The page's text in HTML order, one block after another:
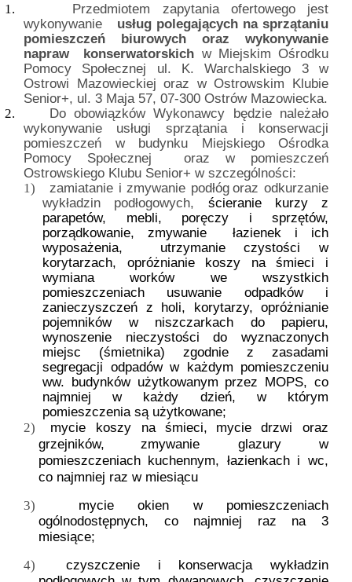
1.
Przedmiotem zapytania ofertowego jest
wykonywanie
usług polegających na sprzątaniu
pomieszczeń biurowych oraz wykonywanie
napraw
konserwatorskich w Miejskim Ośrodku
Pomocy Społecznej ul. K. Warchalskiego 3 w
Ostrowi Mazowieckiej oraz w Ostrowskim Klubie
Senior+, ul. 3 Maja 57, 07-300 Ostrów Mazowiecka.
2.
Do obowiązków Wykonawcy będzie należało
wykonywanie usługi sprzątania i konserwacji
pomieszczeń w budynku Miejskiego Ośrodka
Pomocy Społecznej
oraz w pomieszczeń
Ostrowskiego Klubu Senior+ w szczególności:
1) zamiatanie i zmywanie podłóg oraz odkurzanie
wykładzin podłogowych, ścieranie kurzy z
parapetów, mebli, poręczy i sprzętów,
porządkowanie, zmywanie
łazienek i ich
wyposażenia,
utrzymanie czystości w
korytarzach, opróżnianie koszy na śmieci i
wymiana worków we wszystkich
pomieszczeniach usuwanie odpadków i
zanieczyszczeń z holi, korytarzy, opróżnianie
pojemników w niszczarkach do papieru,
wynoszenie nieczystości do wyznaczonych
miejsc (śmietnika) zgodnie z zasadami
segregacji odpadów w każdym pomieszczeniu
ww. budynków użytkowanym przez MOPS, co
najmniej w każdy dzień, w którym
pomieszczenia są użytkowane;
2) mycie koszy na śmieci,
mycie drzwi oraz
grzejników,
zmywanie glazury w
pomieszczeniach kuchennym, łazienkach i wc,
co najmniej raz w miesiącu
3)
mycie okien w pomieszczeniach
ogólnodostępnych, co najmniej raz na 3
miesiące;
4)
czyszczenie i konserwacja wykładzin